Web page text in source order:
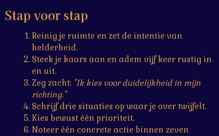
Stap voor stap
Reinig je ruimte en zet de intentie van
helderheid.
Steek je kaars aan en adem vijf keer rustig in
en uit.
Zeg zacht: "Ik kies voor duidelijkheid in mijn
richting."
Schrijf drie situaties op waar je over twijfelt.
Kies bewust één prioriteit.
Noteer één concrete actie binnen zeven